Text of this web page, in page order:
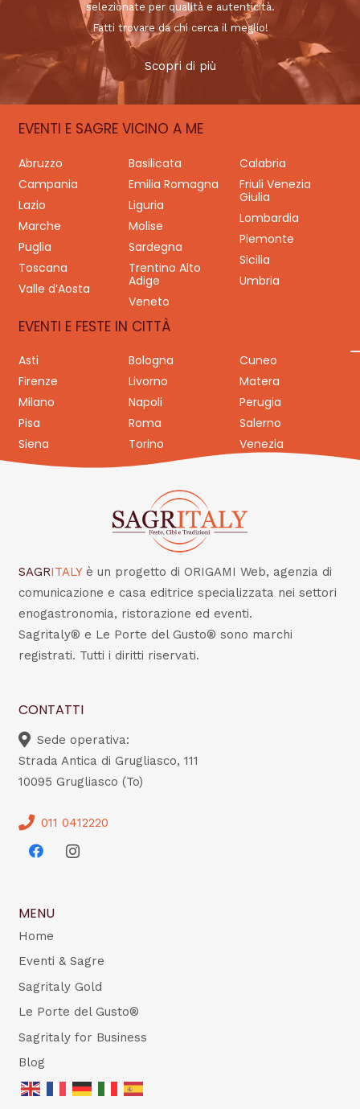
selezionate per qualità e autenticità.
Fatti trovare da chi cerca il meglio!
Scopri di più
EVENTI E SAGRE VICINO A ME
Abruzzo Basilicata
Calabria
Campania
Emilia Romagna
Friuli Venezia
Giulia
Lazio
Liguria
Lombardia
Marche
Molise
Piemonte
Puglia
Sardegna
Sicilia
Toscana
Trentino Alto
Adige
Umbria
Valle d’Aosta
Veneto
EVENTI E FESTE IN CITTÀ
Asti Bologna
Cuneo
Firenze
Livorno
Matera
Milano
Napoli
Perugia
Pisa
Roma
Salerno
Siena
Torino Venezia
SAGRITALY è un progetto di ORIGAMI Web, agenzia di
comunicazione e casa editrice specializzata nei settori
enogastronomia, ristorazione ed eventi.
Sagritaly® e Le Porte del Gusto® sono marchi
registrati. Tutti i diritti riservati.
CONTATTI
Sede operativa:
Strada Antica di Grugliasco, 111
10095 Grugliasco (To)
011 0412220
MENU
Home
Eventi & Sagre
Sagritaly Gold
Le Porte del Gusto®
Sagritaly for Business
Blog